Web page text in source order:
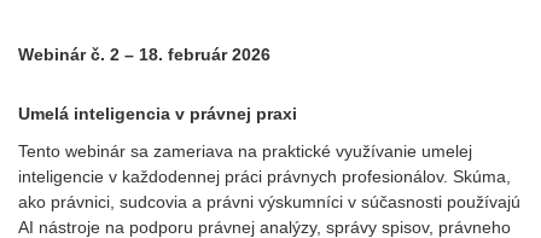
Webinár č. 2 – 18. február 2026
Umelá inteligencia v právnej praxi
Tento webinár sa zameriava na praktické využívanie umelej
inteligencie v každodennej práci právnych profesionálov. Skúma,
ako právnici, sudcovia a právni výskumníci v súčasnosti používajú
AI nástroje na podporu právnej analýzy, správy spisov, právneho